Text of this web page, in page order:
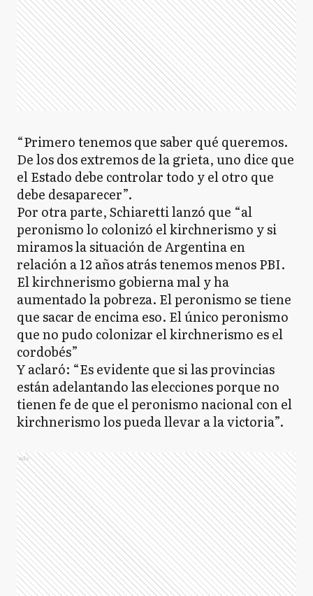
“Primero tenemos que saber qué queremos.
De los dos extremos de la grieta, uno dice que
el Estado debe controlar todo y el otro que
debe desaparecer”.
Por otra parte, Schiaretti lanzó que “al
peronismo lo colonizó el kirchnerismo y si
miramos la situación de Argentina en
relación a 12 años atrás tenemos menos PBI.
El kirchnerismo gobierna mal y ha
aumentado la pobreza. El peronismo se tiene
que sacar de encima eso. El único peronismo
que no pudo colonizar el kirchnerismo es el
cordobés”
Y aclaró: “Es evidente que si las provincias
están adelantando las elecciones porque no
tienen fe de que el peronismo nacional con el
kirchnerismo los pueda llevar a la victoria”.
Ads